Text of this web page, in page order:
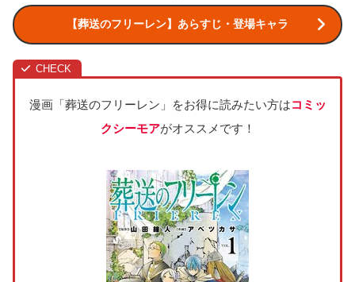
【葬送のフリーレン】あらすじ・登場キャラ
漫画「葬送のフリーレン」をお得に読みたい方はコミッ
クシーモアがオススメです！